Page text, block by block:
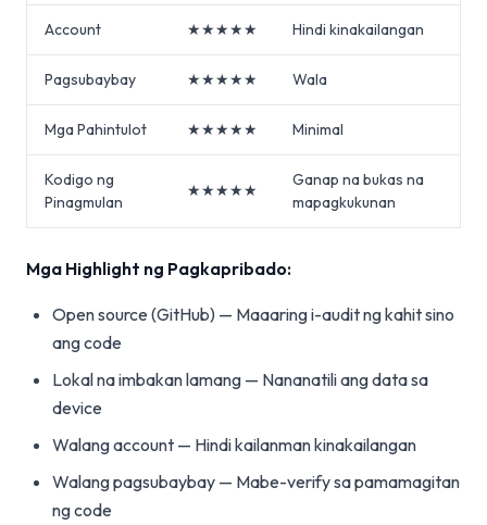
Account ★★★★★ Hindi kinakailangan
Pagsubaybay ★★★★★ Wala
Mga Pahintulot ★★★★★ Minimal
Kodigo ng
Pinagmulan
★★★★★
Ganap na bukas na
mapagkukunan
Mga Highlight ng Pagkapribado:
Open source (GitHub) — Maaaring i-audit ng kahit sino
ang code
Lokal na imbakan lamang — Nananatili ang data sa
device
Walang account — Hindi kailanman kinakailangan
Walang pagsubaybay — Mabe-verify sa pamamagitan
ng code